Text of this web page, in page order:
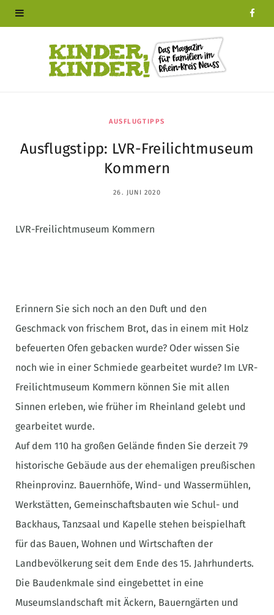
AUSFLUGTIPPS
Ausflugstipp: LVR-Freilichtmuseum
Kommern
26. JUNI 2020
LVR-Freilichtmuseum Kommern
Erinnern Sie sich noch an den Duft und den
Geschmack von frischem Brot, das in einem mit Holz
befeuerten Ofen gebacken wurde? Oder wissen Sie
noch wie in einer Schmiede gearbeitet wurde? Im LVR-
Freilichtmuseum Kommern können Sie mit allen
Sinnen erleben, wie früher im Rheinland gelebt und
gearbeitet wurde.
Auf dem 110 ha großen Gelände finden Sie derzeit 79
historische Gebäude aus der ehemaligen preußischen
Rheinprovinz. Bauernhöfe, Wind- und Wassermühlen,
Werkstätten, Gemeinschaftsbauten wie Schul- und
Backhaus, Tanzsaal und Kapelle stehen beispielhaft
für das Bauen, Wohnen und Wirtschaften der
Landbevölkerung seit dem Ende des 15. Jahrhunderts.
Die Baudenkmale sind eingebettet in eine
Museumslandschaft mit Äckern, Bauerngärten und